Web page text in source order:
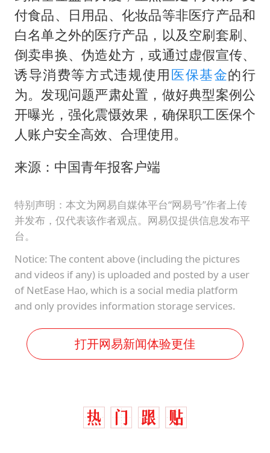
付食品、日用品、化妆品等非医疗产品和
白名单之外的医疗产品，以及空刷套刷、
倒卖串换、伪造处方，或通过虚假宣传、
诱导消费等方式违规使用医保基金的行
为。发现问题严肃处置，做好典型案例公
开曝光，强化震慑效果，确保职工医保个
人账户安全高效、合理使用。
来源：中国青年报客户端
特别声明：本文为网易自媒体平台“网易号”作者上传
并发布，仅代表该作者观点。网易仅提供信息发布平
台。
Notice: The content above (including the pictures
and videos if any) is uploaded and posted by a user
of NetEase Hao, which is a social media platform
and only provides information storage services.
打开网易新闻体验更佳